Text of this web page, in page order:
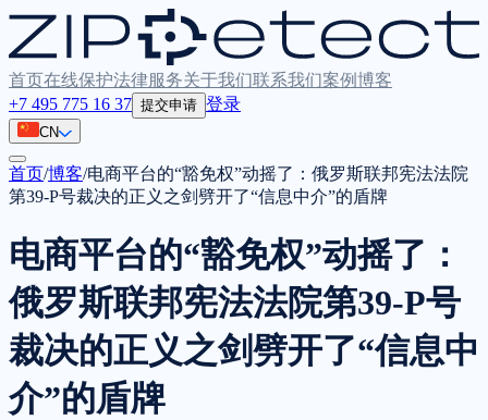
首页在线保护法律服务关于我们联系我们案例博客
+7 495 775 16 37 提交申请 登录
CN
首页/博客/电商平台的“豁免权”动摇了：俄罗斯联邦宪法法院
第39-P号裁决的正义之剑劈开了“信息中介”的盾牌
电商平台的“豁免权”动摇了：
俄罗斯联邦宪法法院第39-P号
裁决的正义之剑劈开了“信息中
介”的盾牌